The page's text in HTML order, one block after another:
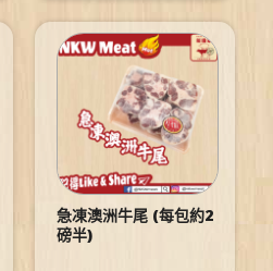
急凍澳洲牛尾 (每包約2
磅半)